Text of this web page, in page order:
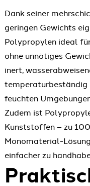
Dank seiner
geringen Gewichts
Polypropylen ideal
ohne unnötiges
inert,
temperaturbeständig
feuchten
Zudem ist
Kunststoffen – zu
Monomaterial-
einfacher zu